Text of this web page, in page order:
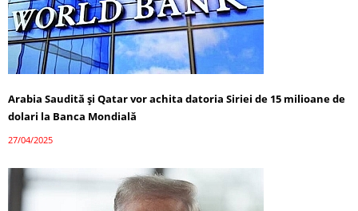
Arabia Saudită și Qatar vor achita datoria Siriei de 15 milioane de
dolari la Banca Mondială
27/04/2025